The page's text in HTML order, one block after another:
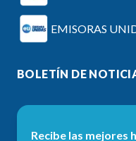
EMISORAS
BOLETÍN DE
Recibe las mejores